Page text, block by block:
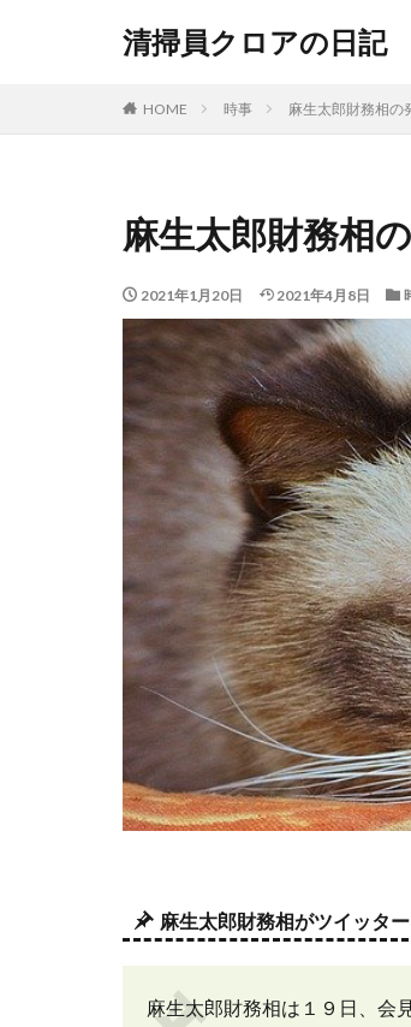
清掃員クロアの日記
HOME 時事 麻生太郎財務相の
麻生太郎財務相
2021年1月20日 2021年4月8日
麻生太郎財務相がツイッタ
麻生太郎財務相は１９日、会